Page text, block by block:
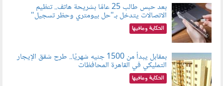
080803.jpg
بعد حبس طالب 25 عامًا بشريحة هاتف.. تنظيم
الاتصالات يتدخل بـ"حل بيومتري وحظر تسجيل"
الحكاية ومافيها
080801.jpg
بمقابل يبدأ من 1500 جنيه شهريًا.. طرح شقق الإيجار
التمليكي في القاهرة المحافظات
الحكاية ومافيها